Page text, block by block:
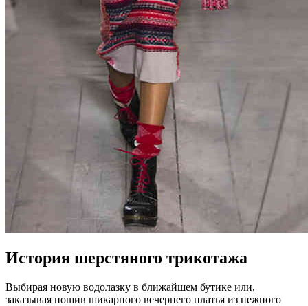
История шерстяного трикотажа
Выбирая новую водолазку в ближайшем бутике или,
заказывая пошив шикарного вечернего платья из нежного